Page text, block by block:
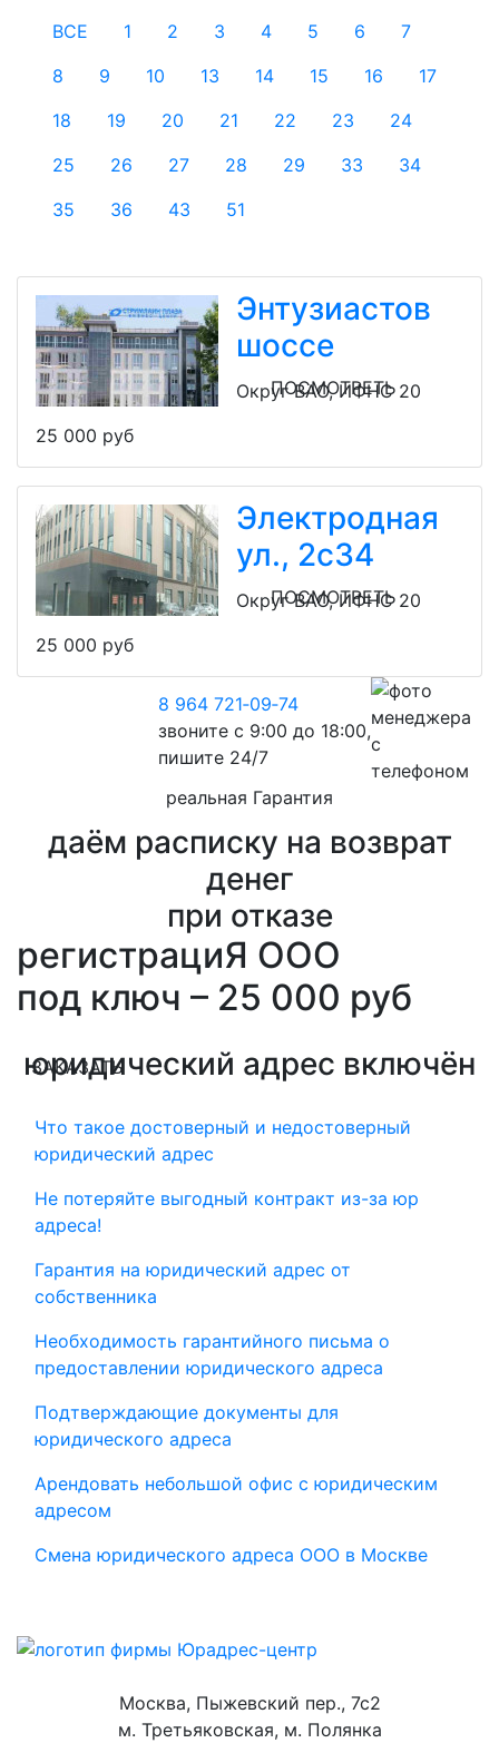
ВСЕ 1 2 3 4 5 6
7
8
9 10 13 14 15 16
17
18
19 20 21 22 23
24
25
26 27 28 29 33
34
35
36 43 51
Энтузиастов
шоссе
Округ ВАО, ИФНС 20
25 000 руб
ПОСМОТРЕТЬ
Электродная
ул., 2с34
Округ ВАО, ИФНС 20
25 000 руб
ПОСМОТРЕТЬ
8 964 721‑09‑74
звоните с 9:00 до 18:00,
пишите 24/7
реальная Гарантия
даём расписку на возврат
денег
при отказе
регистрациЯ ООО
под ключ – 25 000 руб
юридический адрес включён
ЗАКАЗАТЬ
Что такое достоверный и недостоверный
юридический адрес
Не потеряйте выгодный контракт из-за юр
адреса!
Гарантия на юридический адрес от
собственника
Необходимость гарантийного письма о
предоставлении юридического адреса
Подтверждающие документы для
юридического адреса
Арендовать небольшой офис с юридическим
адресом
Смена юридического адреса ООО в Москве
Москва, Пыжевский пер., 7с2
м. Третьяковская, м. Полянка